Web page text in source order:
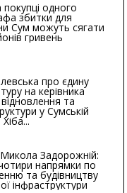
одного
збитки для
Сум можуть сягати
гривень
про єдину
на керівника
та
у Сумській
Задорожній:
напрямки по
та будівництву
інфраструктури